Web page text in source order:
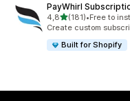
PayWhirl
4,8de 5 estrelas
(181)
181 total de avaliações
•Free to
Create custom
Built for Shopify